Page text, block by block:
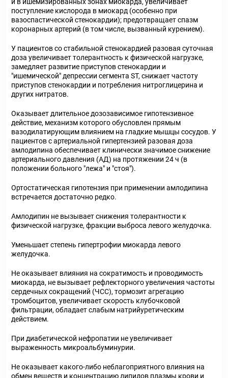
поступление кислорода в миокард (особенно при
вазоспастической стенокардии); предотвращает спазм
коронарных артерий (в том числе, вызванный курением).
У пациентов со стабильной стенокардией разовая суточная
доза увеличивает толерантность к физической нагрузке,
замедляет развитие приступов стенокардии и
"ишемической" депрессии сегмента ST, снижает частоту
приступов стенокардии и потребления нитроглицерина и
других нитратов.
Оказывает длительное дозозависимое гипотензивное
действие, механизм которого обусловлен прямым
вазодилатирующим влиянием на гладкие мышцы сосудов. У
пациентов с артериальной гипертензией разовая доза
амлодипина обеспечивает клинически значимое снижение
артериального давления (АД) на протяжении 24 ч (в
положении больного "лежа" и "стоя").
Ортостатическая гипотензия при применении амлодипина
встречается достаточно редко.
Амлодипин не вызывает снижения толерантности к
физической нагрузке, фракции выброса левого желудочка.
Уменьшает степень гипертрофии миокарда левого
желудочка.
Не оказывает влияния на сократимость и проводимость
миокарда, не вызывает рефлекторного увеличения частоты
сердечных сокращений (ЧСС), тормозит агрегацию
тромбоцитов, увеличивает скорость клубочковой
фильтрации, обладает слабым натрийуретическим
действием.
При диабетической нефропатии не увеличивает
выраженность микроальбуминурии.
Не оказывает какого-либо неблагоприятного влияния на
обмен веществ и концентрацию липидов плазмы крови и